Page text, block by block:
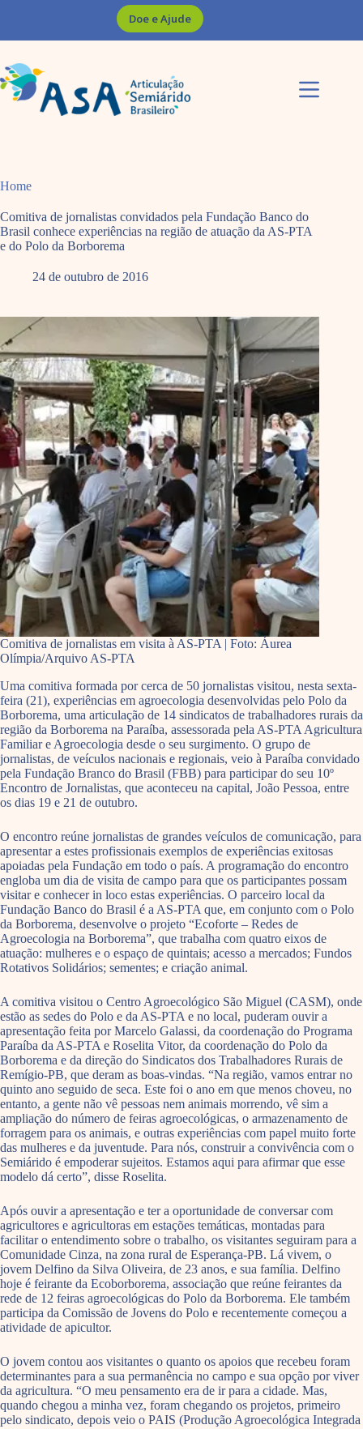
Doe e Ajude
Home
Comitiva de jornalistas convidados pela Fundação Banco do
Brasil conhece experiências na região de atuação da AS-PTA
e do Polo da Borborema
24 de outubro de 2016
Comitiva de jornalistas em visita à AS-PTA | Foto: Áurea
Olímpia/Arquivo AS-PTA
Uma comitiva formada por cerca de 50 jornalistas visitou, nesta sexta-
feira (21), experiências em agroecologia desenvolvidas pelo Polo da
Borborema, uma articulação de 14 sindicatos de trabalhadores rurais da
região da Borborema na Paraíba, assessorada pela AS-PTA Agricultura
Familiar e Agroecologia desde o seu surgimento. O grupo de
jornalistas, de veículos nacionais e regionais, veio à Paraíba convidado
pela Fundação Branco do Brasil (FBB) para participar do seu 10º
Encontro de Jornalistas, que aconteceu na capital, João Pessoa, entre
os dias 19 e 21 de outubro.
O encontro reúne jornalistas de grandes veículos de comunicação, para
apresentar a estes profissionais exemplos de experiências exitosas
apoiadas pela Fundação em todo o país. A programação do encontro
engloba um dia de visita de campo para que os participantes possam
visitar e conhecer in loco estas experiências. O parceiro local da
Fundação Banco do Brasil é a AS-PTA que, em conjunto com o Polo
da Borborema, desenvolve o projeto “Ecoforte – Redes de
Agroecologia na Borborema”, que trabalha com quatro eixos de
atuação: mulheres e o espaço de quintais; acesso a mercados; Fundos
Rotativos Solidários; sementes; e criação animal.
A comitiva visitou o Centro Agroecológico São Miguel (CASM), onde
estão as sedes do Polo e da AS-PTA e no local, puderam ouvir a
apresentação feita por Marcelo Galassi, da coordenação do Programa
Paraíba da AS-PTA e Roselita Vitor, da coordenação do Polo da
Borborema e da direção do Sindicatos dos Trabalhadores Rurais de
Remígio-PB, que deram as boas-vindas. “Na região, vamos entrar no
quinto ano seguido de seca. Este foi o ano em que menos choveu, no
entanto, a gente não vê pessoas nem animais morrendo, vê sim a
ampliação do número de feiras agroecológicas, o armazenamento de
forragem para os animais, e outras experiências com papel muito forte
das mulheres e da juventude. Para nós, construir a convivência com o
Semiárido é empoderar sujeitos. Estamos aqui para afirmar que esse
modelo dá certo”, disse Roselita.
Após ouvir a apresentação e ter a oportunidade de conversar com
agricultores e agricultoras em estações temáticas, montadas para
facilitar o entendimento sobre o trabalho, os visitantes seguiram para a
Comunidade Cinza, na zona rural de Esperança-PB. Lá vivem, o
jovem Delfino da Silva Oliveira, de 23 anos, e sua família. Delfino
hoje é feirante da Ecoborborema, associação que reúne feirantes da
rede de 12 feiras agroecológicas do Polo da Borborema. Ele também
participa da Comissão de Jovens do Polo e recentemente começou a
atividade de apicultor.
O jovem contou aos visitantes o quanto os apoios que recebeu foram
determinantes para a sua permanência no campo e sua opção por viver
da agricultura. “O meu pensamento era de ir para a cidade. Mas,
quando chegou a minha vez, foram chegando os projetos, primeiro
pelo sindicato, depois veio o PAIS (Produção Agroecológica Integrada